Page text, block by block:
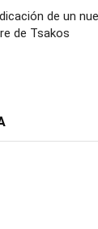
de un
de Tsakos